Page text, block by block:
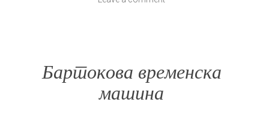
Бартокова временска
машина